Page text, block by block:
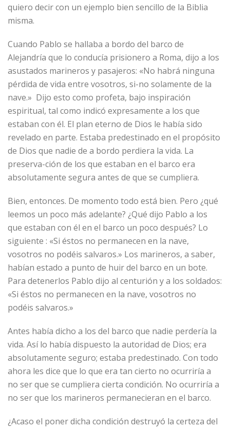
quiero decir con un ejemplo bien sencillo de la Biblia
misma.
Cuando Pablo se hallaba a bordo del barco de
Alejandría que lo conducía prisionero a Roma, dijo a los
asustados marineros y pasajeros: «No habrá ninguna
pérdida de vida entre vosotros, si-no solamente de la
nave.» Dijo esto como profeta, bajo inspiración
espiritual, tal como indicó expresamente a los que
estaban con él. El plan eterno de Dios le había sido
revelado en parte. Estaba predestinado en el propósito
de Dios que nadie de a bordo perdiera la vida. La
preserva-ción de los que estaban en el barco era
absolutamente segura antes de que se cumpliera.
Bien, entonces. De momento todo está bien. Pero ¿qué
leemos un poco más adelante? ¿Qué dijo Pablo a los
que estaban con él en el barco un poco después? Lo
siguiente : «Si éstos no permanecen en la nave,
vosotros no podéis salvaros.» Los marineros, a saber,
habían estado a punto de huir del barco en un bote.
Para detenerlos Pablo dijo al centurión y a los soldados:
«Si éstos no permanecen en la nave, vosotros no
podéis salvaros.»
Antes había dicho a los del barco que nadie perdería la
vida. Así lo había dispuesto la autoridad de Dios; era
absolutamente seguro; estaba predestinado. Con todo
ahora les dice que lo que era tan cierto no ocurriría a
no ser que se cumpliera cierta condición. No ocurriría a
no ser que los marineros permanecieran en el barco.
¿Acaso el poner dicha condición destruyó la certeza del